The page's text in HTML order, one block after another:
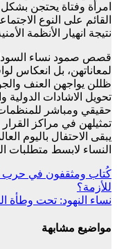
امرأة وفتاة يحتجن
القائم على النوع
نتيجة انهيار الأنظمة
قصص صمود نساء
لمعاناتهن، بل انعكاس
ظللن يواجهن العنف
تحويل الاشادات
حقيقي ومباشر للمنظمات
تمثيلهن في مراكز
يبقى الاحتفال باليوم
النساء لابسط متطلبات
تصفّح
المقالات
كُتاب ومثقفون في حرب
للأزمة؟
نساء النهود: تحت وطأة
مواضيع مشابهة